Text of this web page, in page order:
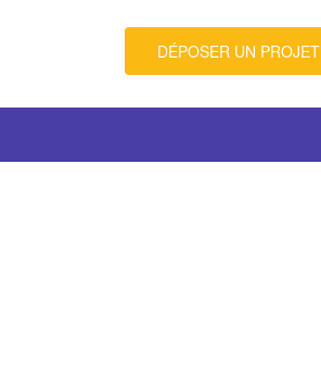
DÉPOSER UN PROJET